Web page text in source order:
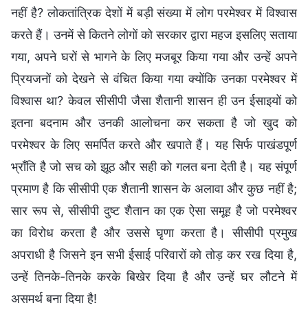
नहीं है? लोकतांत्रिक देशों में बड़ी संख्या में लोग परमेश्वर में विश्वास
करते हैं। उनमें से कितने लोगों को सरकार द्वारा महज इसलिए सताया
गया, अपने घरों से भागने के लिए मजबूर किया गया और उन्हें अपने
प्रियजनों को देखने से वंचित किया गया क्योंकि उनका परमेश्वर में
विश्वास था? केवल सीसीपी जैसा शैतानी शासन ही उन ईसाइयों को
इतना बदनाम और उनकी आलोचना कर सकता है जो खुद को
परमेश्वर के लिए समर्पित करते और खपाते हैं। यह सिर्फ पाखंडपूर्ण
भ्राँति है जो सच को झूठ और सही को गलत बना देती है। यह संपूर्ण
प्रमाण है कि सीसीपी एक शैतानी शासन के अलावा और कुछ नहीं है;
सार रूप से, सीसीपी दुष्ट शैतान का एक ऐसा समूह है जो परमेश्वर
का विरोध करता है और उससे घृणा करता है। सीसीपी प्रमुख
अपराधी है जिसने इन सभी ईसाई परिवारों को तोड़ कर रख दिया है,
उन्हें तिनके-तिनके करके बिखेर दिया है और उन्हें घर लौटने में
असमर्थ बना दिया है!